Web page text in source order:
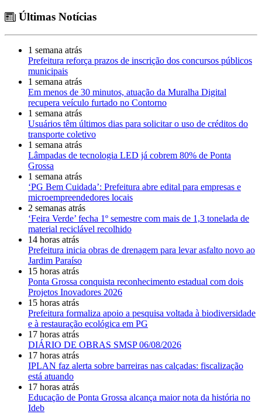
Últimas Notícias
1 semana atrás
Prefeitura reforça prazos de inscrição dos concursos públicos
municipais
1 semana atrás
Em menos de 30 minutos, atuação da Muralha Digital
recupera veículo furtado no Contorno
1 semana atrás
Usuários têm últimos dias para solicitar o uso de créditos do
transporte coletivo
1 semana atrás
Lâmpadas de tecnologia LED já cobrem 80% de Ponta
Grossa
1 semana atrás
‘PG Bem Cuidada’: Prefeitura abre edital para empresas e
microempreendedores locais
2 semanas atrás
‘Feira Verde’ fecha 1º semestre com mais de 1,3 tonelada de
material reciclável recolhido
14 horas atrás
Prefeitura inicia obras de drenagem para levar asfalto novo ao
Jardim Paraíso
15 horas atrás
Ponta Grossa conquista reconhecimento estadual com dois
Projetos Inovadores 2026
15 horas atrás
Prefeitura formaliza apoio a pesquisa voltada à biodiversidade
e à restauração ecológica em PG
17 horas atrás
DIÁRIO DE OBRAS SMSP 06/08/2026
17 horas atrás
IPLAN faz alerta sobre barreiras nas calçadas: fiscalização
está atuando
17 horas atrás
Educação de Ponta Grossa alcança maior nota da história no
Ideb